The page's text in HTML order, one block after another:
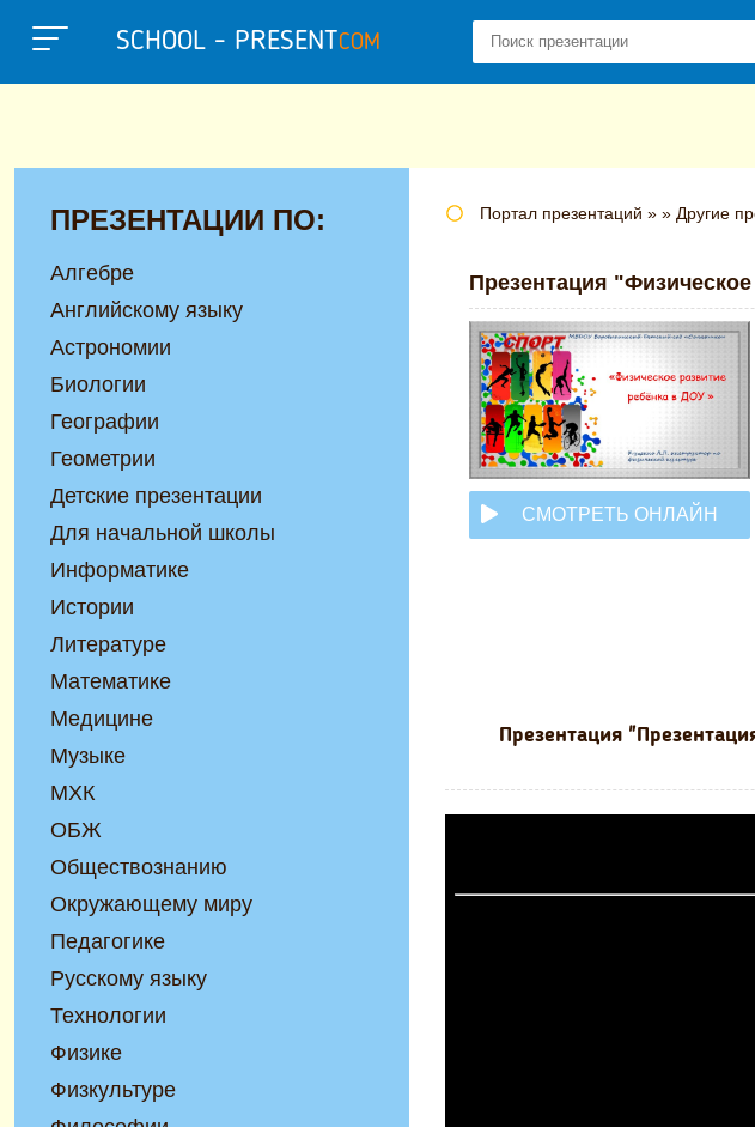
SCHOOL - PRESENTCOM
Портал презентаций » » Другие
Презентация
СМОТРЕТЬ ОНЛАЙН
Презентация
ПРЕЗЕНТАЦИИ ПО:
Алгебре
Английскому языку
Астрономии
Биологии
Географии
Геометрии
Детские презентации
Для начальной школы
Информатике
Истории
Литературе
Математике
Медицине
Музыке
МХК
ОБЖ
Обществознанию
Окружающему миру
Педагогике
Русскому языку
Технологии
Физике
Физкультуре